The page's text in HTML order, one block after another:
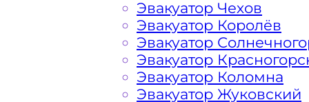
Перевозка автомобиля по
круглосуточно и срочно – это
возникшие проблемы с
предложить вам свои услуги по
Эвакуатор Чехов
Эвакуатор Королёв
Эвакуатор
Эвакуатор
Эвакуатор Коломна
Эвакуатор Жуковский